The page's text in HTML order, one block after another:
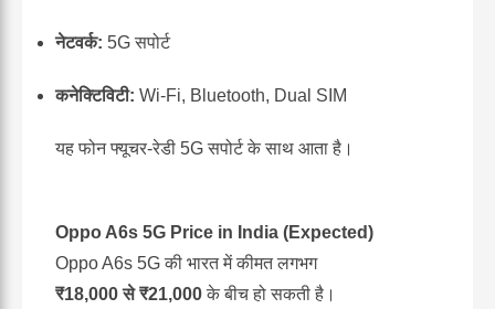
नेटवर्क: 5G सपोर्ट
कनेक्टिविटी: Wi-Fi, Bluetooth, Dual SIM
यह फोन फ्यूचर-रेडी 5G सपोर्ट के साथ आता है।
Oppo A6s 5G Price in India (Expected)
Oppo A6s 5G की भारत में कीमत लगभग
₹18,000 से ₹21,000के बीच हो सकती है।